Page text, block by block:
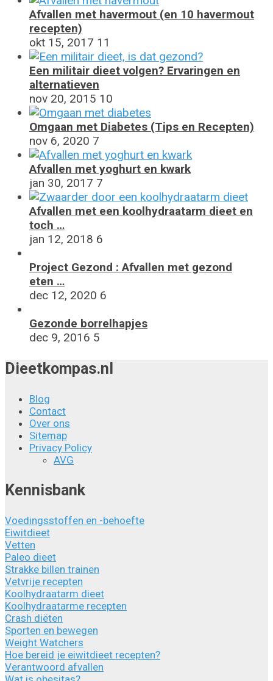
Afvallen met havermout (en 10 havermout
recepten)
okt 15, 2017 11
Een militair dieet volgen? Ervaringen en
alternatieven
nov 20, 2015 10
Omgaan met Diabetes (Tips en Recepten)
nov 6, 2020 7
Afvallen met yoghurt en kwark
jan 30, 2017 7
Afvallen met een koolhydraatarm dieet en
toch …
jan 12, 2018 6
Project Gezond : Afvallen met gezond
eten …
dec 12, 2020 6
Gezonde borrelhapjes
dec 9, 2016 5
Dieetkompas.nl
Blog
Contact
Over ons
Sitemap
Privacy Policy
AVG
Kennisbank
Voedingsstoffen en -behoefte
Eiwitdieet
Vetten
Paleo dieet
Strakke billen trainen
Vetvrije recepten
Koolhydraatarm dieet
Koolhydraatarme recepten
Crash diëten
Sporten en bewegen
Weight Watchers
Hoe bereid je eiwitdieet recepten?
Verantwoord afvallen